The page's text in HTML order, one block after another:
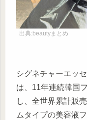
出典:beautyまとめ
シグネチャーエッ
は、11年連続韓国
し、全世界累計販
ムタイプの美容液